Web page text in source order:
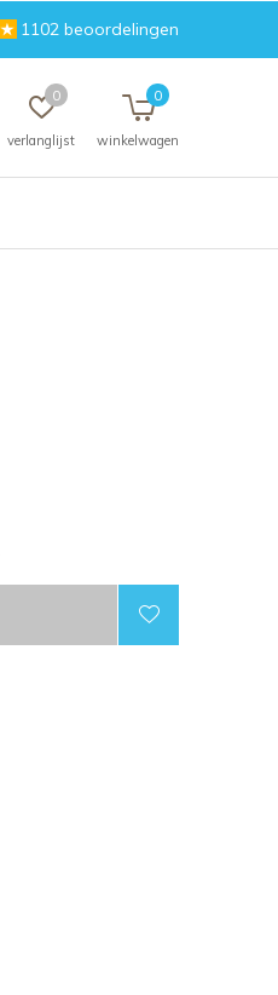
verlanglijst
0
winkelwagen
0
1102 beoordelingen